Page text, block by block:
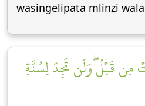
wasingelipata mlinzi
مِن قَبۡلُۖ وَلَن تَجِدَ لِسُنَّةِ